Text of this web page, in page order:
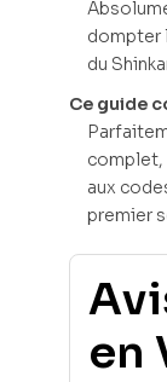
dompter
du
Ce guide
complet,
aux
premier
en